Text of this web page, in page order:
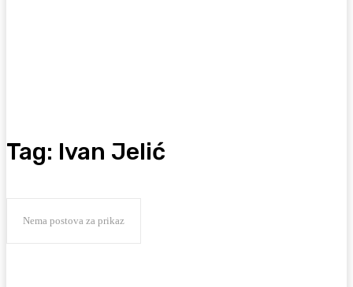
Tag: Ivan Jelić
Nema postova za prikaz